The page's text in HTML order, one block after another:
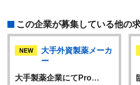
この企業が募集している他の
NEW
大手外資製薬メーカ
ー
大手製薬企業にてPro…